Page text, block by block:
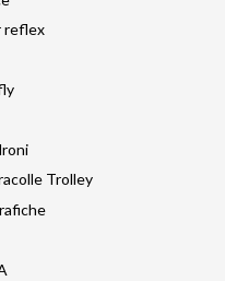
reflex
Trolley